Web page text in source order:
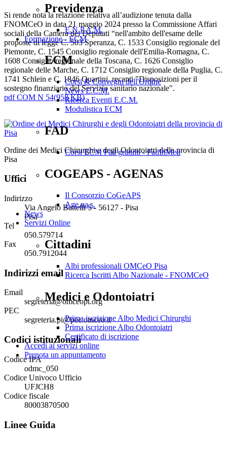
Previdenza
E.N.P.A.M.
Formazione - ECM
ECM
Corsi & Convegni dell'Ordine
News E.C.M.
Ricerca Eventi E.C.M.
Modulistica ECM
FAD
Corsi ECM Fad gratuiti - FadInMed
COGEAPS - AGENAS
Il Consorzio CoGeAPS
Age.na.s.
News
Servizi Online
Cittadini
Albi professionali OMCeO Pisa
Ricerca Iscritti Albo Nazionale - FNOMCeO
Medici e Odontoiatri
Prima iscrizione Albo Medici Chirurghi
Prima iscrizione Albo Odontoiatri
Certificato di iscrizione
Accedi ai servizi online
Prenota un appuntamento
Si rende nota la relazione relativa all’audizione tenuta dalla
FNOMCeO in data 21 maggio 2024 presso la Commissione Affari
sociali della Camera dei Deputati “nell'ambito dell'esame delle
proposte di legge C. 503 Speranza, C. 1533 Consiglio regionale del
Piemonte, C. 1545 Consiglio regionale dell'Emilia-Romagna, C.
1608 Consiglio regionale della Toscana, C. 1626 Consiglio
regionale delle Marche, C. 1712 Consiglio regionale della Puglia, C.
1741 Schlein e C. 1846 Quartini, recanti "Disposizioni per il
sostegno finanziario del Servizio sanitario nazionale".
pdfCOM N 54(958 KB)
Ordine dei Medici Chirurghi e degli Odontoiatri della provincia di
Pisa
Uffici
Indirizzo
Via Angelo Battelli 5 - 56127 - Pisa
Pisa
Tel
050.579714
Fax
050.7912044
Indirizzi email
Email
segreteria@omceopi.org
PEC
segreteria.pi@pec.omceo.it
Codici istituzionali
Codice IPA
odmc_050
Codice Univoco Ufficio
UFJCH8
Codice fiscale
80003870500
Linee Guida